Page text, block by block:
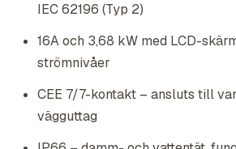
IEC 62196 (Typ 2)
16A och 3,68 kW med LCD-
strömnivåer
CEE 7/7-kontakt – ansluts till
vägguttag